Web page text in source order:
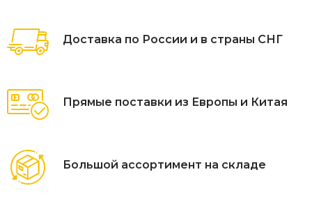
Доставка по России и в страны СНГ
Прямые поставки из Европы и Китая
Большой ассортимент на складе